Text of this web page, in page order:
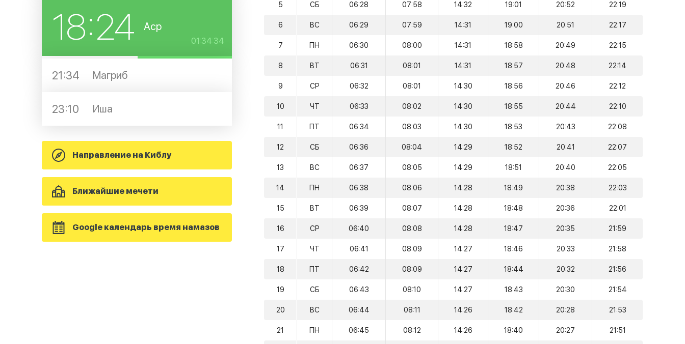
18:24 Аср
01:34:34
21:34 Магриб
23:10 Иша
Направление на Киблу
Ближайшие мечети
Google календарь время намазов
5 СБ 06:28 07:58 14:32 19:01 20:52 22:19
6 ВС 06:29 07:59 14:31 19:00 20:51 22:17
7 ПН 06:30 08:00 14:31 18:58 20:49 22:15
8 ВТ 06:31 08:01 14:31 18:57 20:48 22:14
9 СР 06:32 08:01 14:30 18:56 20:46 22:12
10 ЧТ 06:33 08:02 14:30 18:55 20:44 22:10
11 ПТ 06:34 08:03 14:30 18:53 20:43 22:08
12 СБ 06:36 08:04 14:29 18:52 20:41 22:07
13 ВС 06:37 08:05 14:29 18:51 20:40 22:05
14 ПН 06:38 08:06 14:28 18:49 20:38 22:03
15 ВТ 06:39 08:07 14:28 18:48 20:36 22:01
16 СР 06:40 08:08 14:28 18:47 20:35 21:59
17 ЧТ 06:41 08:09 14:27 18:46 20:33 21:58
18 ПТ 06:42 08:09 14:27 18:44 20:32 21:56
19 СБ 06:43 08:10 14:27 18:43 20:30 21:54
20 ВС 06:44 08:11 14:26 18:42 20:28 21:53
21 ПН 06:45 08:12 14:26 18:40 20:27 21:51